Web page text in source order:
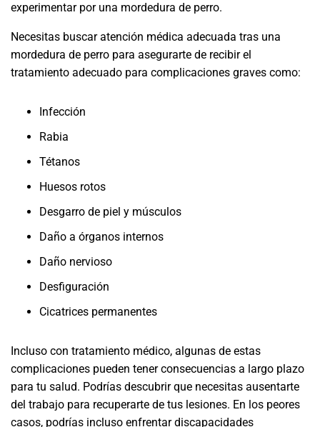
experimentar por una mordedura de perro.
Necesitas buscar atención médica adecuada tras una
mordedura de perro para asegurarte de recibir el
tratamiento adecuado para complicaciones graves como:
Infección
Rabia
Tétanos
Huesos rotos
Desgarro de piel y músculos
Daño a órganos internos
Daño nervioso
Desfiguración
Cicatrices permanentes
Incluso con tratamiento médico, algunas de estas
complicaciones pueden tener consecuencias a largo plazo
para tu salud. Podrías descubrir que necesitas ausentarte
del trabajo para recuperarte de tus lesiones. En los peores
casos, podrías incluso enfrentar discapacidades